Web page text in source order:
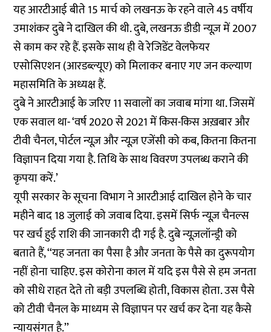
यह आरटीआई बीते 15 मार्च को लखनऊ के रहने वाले 45 वर्षीय
उमाशंकर दुबे ने दाखिल की थी. दुबे, लखनऊ डीडी न्यूज़ में 2007
से काम कर रहे हैं. इसके साथ ही वे रेजिडेंट वेलफेयर
एसोसिएशन (आरडब्ल्यूए) को मिलाकर बनाए गए जन कल्याण
महासमिति के अध्यक्ष हैं.
दुबे ने आरटीआई के जरिए 11 सवालों का जवाब मांगा था. जिसमें
एक सवाल था- ‘वर्ष 2020 से 2021 में किस-किस अख़बार और
टीवी चैनल, पोर्टल न्यूज़ और न्यूज़ एजेंसी को कब, कितना कितना
विज्ञापन दिया गया है. तिथि के साथ विवरण उपलब्ध कराने की
कृपया करें.’
यूपी सरकार के सूचना विभाग ने आरटीआई दाखिल होने के चार
महीने बाद 18 जुलाई को जवाब दिया. इसमें सिर्फ न्यूज़ चैनल्स
पर खर्च हुई राशि की जानकारी दी गई है. दुबे न्यूज़लॉन्ड्री को
बताते हैं, ‘‘यह जनता का पैसा है और जनता के पैसे का दुरूपयोग
नहीं होना चाहिए. इस कोरोना काल में यदि इस पैसे से हम जनता
को सीधे राहत देते तो बड़ी उपलब्धि होती, विकास होता. उस पैसे
को टीवी चैनल के माध्यम से विज्ञापन पर खर्च कर देना यह कैसे
न्यायसंगत है.’’